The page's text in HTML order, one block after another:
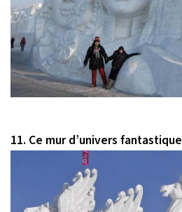
11. Ce mur d’univers fantastique